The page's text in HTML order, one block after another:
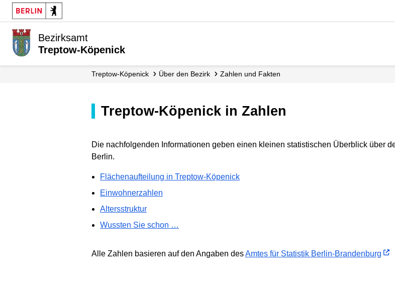
Bezirksamt
Treptow-Köpenick
Treptow-Köpenick Über den Bezirk Zahlen und Fakten
Treptow-Köpenick in Zahlen
Die nachfolgenden Informationen geben einen kleinen statistischen Überblick über
Berlin.
Flächenaufteilung in Treptow-Köpenick
Einwohnerzahlen
Altersstruktur
Wussten Sie schon …
Alle Zahlen basieren auf den Angaben desAmtes für Statistik Berlin-Brandenburg